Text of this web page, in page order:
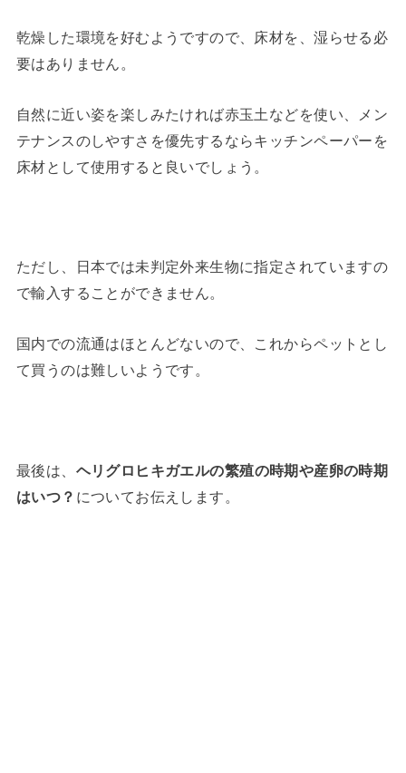
乾燥した環境を好むようですので、床材を、湿らせる必
要はありません。
自然に近い姿を楽しみたければ赤玉土などを使い、メン
テナンスのしやすさを優先するならキッチンペーパーを
床材として使用すると良いでしょう。
ただし、日本では未判定外来生物に指定されていますの
で輸入することができません。
国内での流通はほとんどないので、これからペットとし
て買うのは難しいようです。
最後は、 ヘリグロヒキガエルの繁殖の時期や産卵の時期
はいつ？ についてお伝えします。